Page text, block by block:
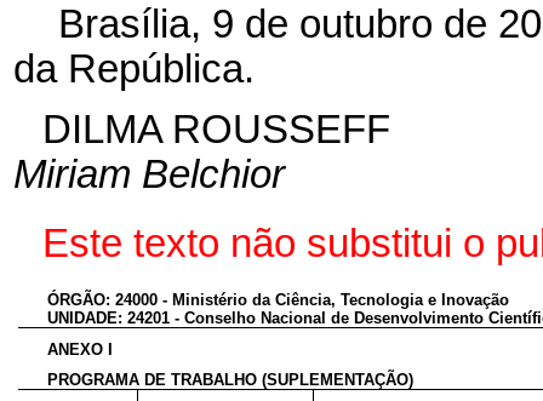
Brasília, 9 de outubro de
da República.
DILMA ROUSSEFF
Miriam Belchior
Este texto não substitui o
ÓRGÃO: 24000 - Ministério da Ciência, Tecnologia e Inovação
UNIDADE: 24201 - Conselho Nacional de Desenvolvimento
ANEXO I
PROGRAMA DE TRABALHO (SUPLEMENTAÇÃO)